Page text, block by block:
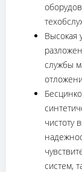
Высокая
службы
чистоту
систем,